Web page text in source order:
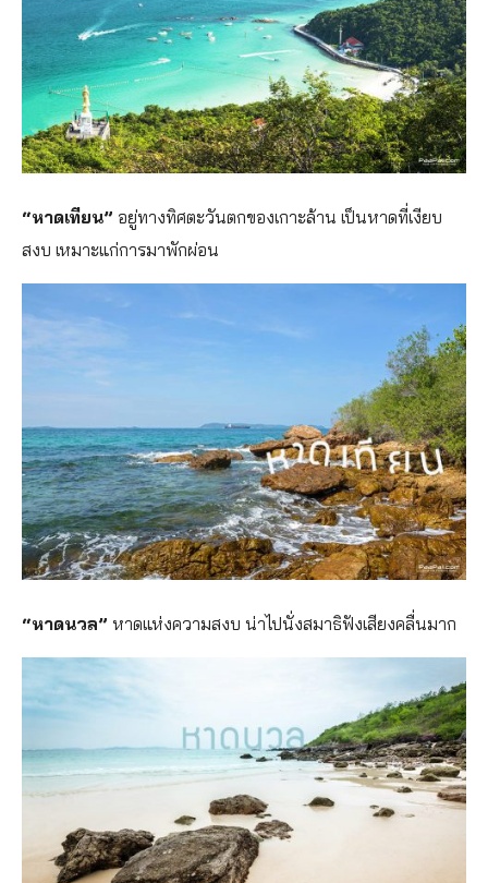
“หาดเทียน” อยู่ทางทิศตะวันตกของเกาะล้าน เป็นหาดที่เงียบ
สงบ เหมาะแก่การมาพักผ่อน
“หาดนวล” หาดแห่งความสงบ น่าไปนั่งสมาธิฟังเสียงคลื่นมาก